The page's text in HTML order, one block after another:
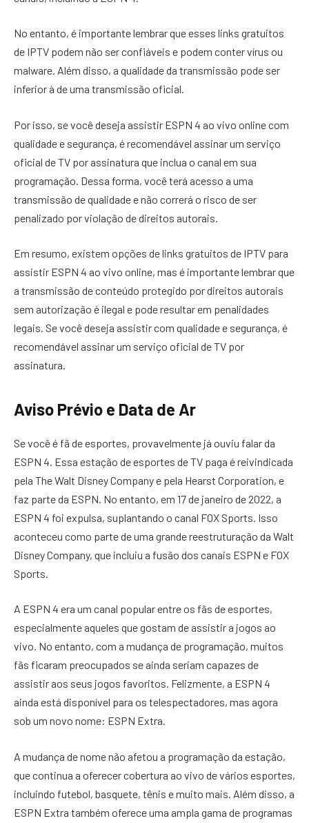
No entanto, é importante lembrar que esses links gratuitos
de IPTV podem não ser confiáveis e podem conter vírus ou
malware. Além disso, a qualidade da transmissão pode ser
inferior à de uma transmissão oficial.
Por isso, se você deseja assistir ESPN 4 ao vivo online com
qualidade e segurança, é recomendável assinar um serviço
oficial de TV por assinatura que inclua o canal em sua
programação. Dessa forma, você terá acesso a uma
transmissão de qualidade e não correrá o risco de ser
penalizado por violação de direitos autorais.
Em resumo, existem opções de links gratuitos de IPTV para
assistir ESPN 4 ao vivo online, mas é importante lembrar que
a transmissão de conteúdo protegido por direitos autorais
sem autorização é ilegal e pode resultar em penalidades
legais. Se você deseja assistir com qualidade e segurança, é
recomendável assinar um serviço oficial de TV por
assinatura.
Aviso Prévio e Data de Ar
Se você é fã de esportes, provavelmente já ouviu falar da
ESPN 4. Essa estação de esportes de TV paga é reivindicada
pela The Walt Disney Company e pela Hearst Corporation, e
faz parte da ESPN. No entanto, em 17 de janeiro de 2022, a
ESPN 4 foi expulsa, suplantando o canal FOX Sports. Isso
aconteceu como parte de uma grande reestruturação da Walt
Disney Company, que incluiu a fusão dos canais ESPN e FOX
Sports.
A ESPN 4 era um canal popular entre os fãs de esportes,
especialmente aqueles que gostam de assistir a jogos ao
vivo. No entanto, com a mudança de programação, muitos
fãs ficaram preocupados se ainda seriam capazes de
assistir aos seus jogos favoritos. Felizmente, a ESPN 4
ainda está disponível para os telespectadores, mas agora
sob um novo nome: ESPN Extra.
A mudança de nome não afetou a programação da estação,
que continua a oferecer cobertura ao vivo de vários esportes,
incluindo futebol, basquete, tênis e muito mais. Além disso, a
ESPN Extra também oferece uma ampla gama de programas